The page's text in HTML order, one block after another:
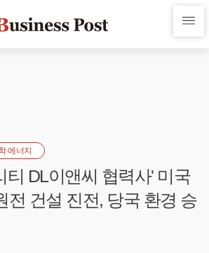
·에너지
티 DL이앤씨 협력사' 미국
전 건설 진전, 당국 환경 승